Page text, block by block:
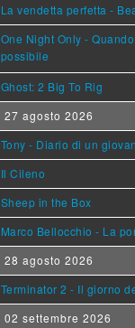
La vendetta perfetta -
One Night Only -
possibile
Ghost: 2 Big To Rig
27 agosto 2026
Tony - Diario di un
Il Cileno
Sheep in the Box
Marco Bellocchio - La
28 agosto 2026
Terminator 2 - Il giorno
02 settembre 2026